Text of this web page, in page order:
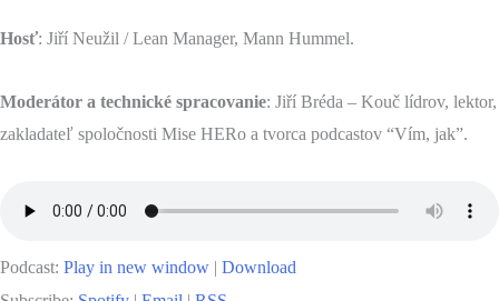
Hosť: Jiří Neužil / Lean Manager, Mann Hummel.
Moderátor a technické spracovanie: Jiří Bréda – Kouč lídrov, lektor,
zakladateľ spoločnosti Mise HERo a tvorca podcastov “Vím, jak”.
Podcast: Play in new window | Download